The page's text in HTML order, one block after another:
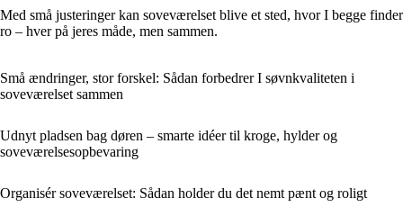
Med små justeringer kan soveværelset blive et sted, hvor I begge finder
ro – hver på jeres måde, men sammen.
Små ændringer, stor forskel: Sådan forbedrer I søvnkvaliteten i
soveværelset sammen
Udnyt pladsen bag døren – smarte idéer til kroge, hylder og
soveværelsesopbevaring
Organisér soveværelset: Sådan holder du det nemt pænt og roligt